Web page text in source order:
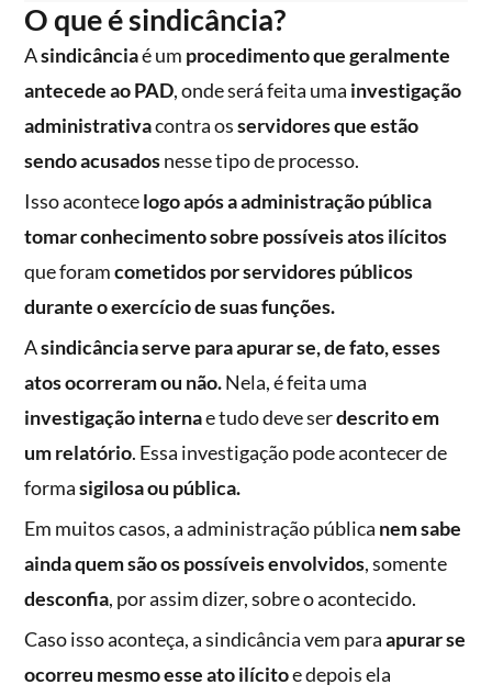
O que é sindicância?
Asindicânciaé um procedimento que geralmente
antecede ao PAD, onde será feita uma investigação
administrativacontra osservidores que estão
sendo acusadosnesse tipo de processo.
Isso acontecelogo após a administração pública
tomar conhecimento sobre possíveis atos ilícitos
que foramcometidos por servidores públicos
durante o exercício de suas funções.
Asindicância serve para apurar se, de fato, esses
atos ocorreram ou não.Nela, é feita uma
investigação internae tudo deve serdescrito em
um relatório. Essa investigação pode acontecer de
formasigilosa ou pública.
Em muitos casos, a administração pública nem sabe
ainda quem são os possíveis envolvidos, somente
desconfia, por assim dizer, sobre o acontecido.
Caso isso aconteça, a sindicância vem paraapurar se
ocorreu mesmo esse ato ilícitoe depois ela